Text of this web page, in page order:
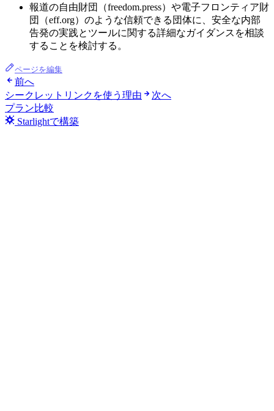
報道の自由財団（freedom.press）や電子フロンティア財
団（eff.org）のような信頼できる団体に、安全な内部
告発の実践とツールに関する詳細なガイダンスを相談
することを検討する。
ページを編集
前へ
シークレットリンクを使う理由
次へ
プラン比較
Starlightで構築